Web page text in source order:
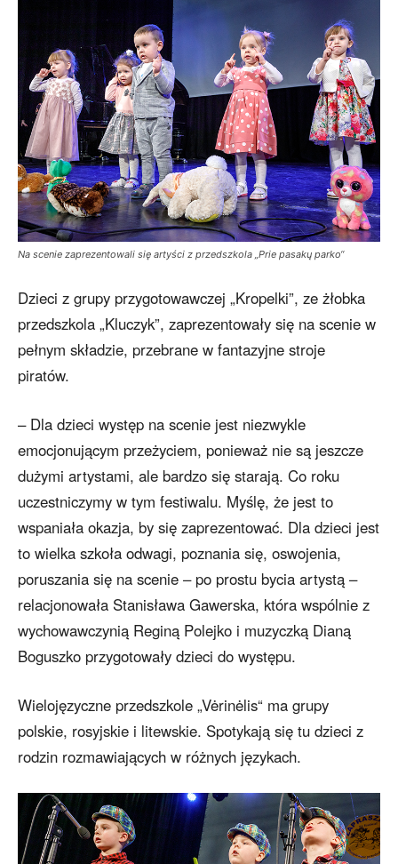
Na scenie zaprezentowali się artyści z przedszkola „Prie pasakų parko“
Dzieci z grupy przygotowawczej „Kropelki”, ze żłobka
przedszkola „Kluczyk”, zaprezentowały się na scenie w
pełnym składzie, przebrane w fantazyjne stroje
piratów.
– Dla dzieci występ na scenie jest niezwykle
emocjonującym przeżyciem, ponieważ nie są jeszcze
dużymi artystami, ale bardzo się starają. Co roku
uczestniczymy w tym festiwalu. Myślę, że jest to
wspaniała okazja, by się zaprezentować. Dla dzieci jest
to wielka szkoła odwagi, poznania się, oswojenia,
poruszania się na scenie – po prostu bycia artystą –
relacjonowała Stanisława Gawerska, która wspólnie z
wychowawczynią Reginą Polejko i muzyczką Dianą
Boguszko przygotowały dzieci do występu.
Wielojęzyczne przedszkole „Vėrinėlis“ ma grupy
polskie, rosyjskie i litewskie. Spotykają się tu dzieci z
rodzin rozmawiających w różnych językach.